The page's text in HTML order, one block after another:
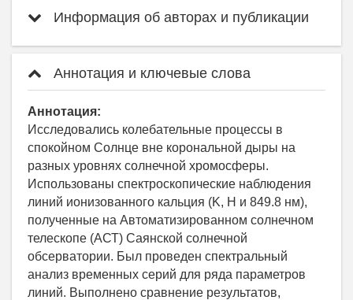
Информация об авторах и публикации
Аннотация и ключевые слова
Аннотация:
Исследовались колебательные процессы в
спокойном Солнце вне корональной дыры на
разных уровнях солнечной хромосферы.
Использованы спектроскопические наблюдения
линий ионизованного кальция (K, H и 849.8 нм),
полученные на Автоматизированном солнечном
телескопе (АСТ) Саянской солнечной
обсерватории. Был проведен спектральный
анализ временных серий для ряда параметров
линий. Выполнено сравнение результатов,